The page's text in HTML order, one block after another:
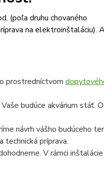
(poľa druhu chovaného
na elektroinštaláciu).
prostredníctvom
budúce akvárium stáť.
návrh vášho budúceho
technická príprava.
V rámci inštalácie